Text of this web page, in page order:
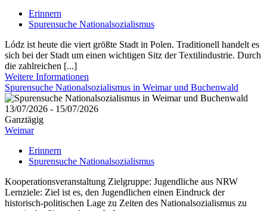
Erinnern
Spurensuche Nationalsozialismus
Lódz ist heute die viert größte Stadt in Polen. Traditionell handelt es
sich bei der Stadt um einen wichtigen Sitz der Textilindustrie. Durch
die zahlreichen [...]
Weitere Informationen
Spurensuche Nationalsozialismus in Weimar und Buchenwald
13/07/2026 - 15/07/2026
Ganztägig
Weimar
Erinnern
Spurensuche Nationalsozialismus
Kooperationsveranstaltung Zielgruppe: Jugendliche aus NRW
Lernziele: Ziel ist es, den Jugendlichen einen Eindruck der
historisch-politischen Lage zu Zeiten des Nationalsozialismus zu